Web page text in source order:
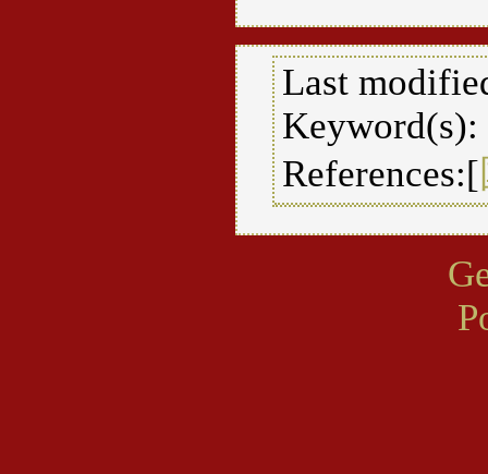
Last
Keyword(s):
References:[